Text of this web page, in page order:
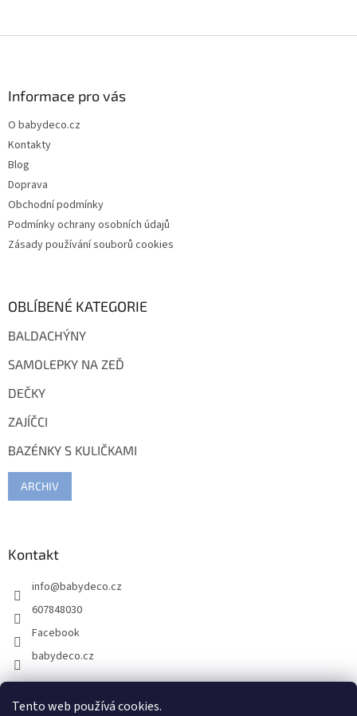
Tento web používá cookies.
Informace pro vás
O babydeco.cz
Kontakty
Blog
Doprava
Obchodní podmínky
Podmínky ochrany osobních údajů
Zásady používání souborů cookies
OBLÍBENÉ KATEGORIE
BALDACHÝNY
SAMOLEPKY NA ZEĎ
DEČKY
ZAJÍČCI
BAZÉNKY S KULIČKAMI
ARCHIV
Kontakt
info@babydeco.cz
607848030
Facebook
babydeco.cz